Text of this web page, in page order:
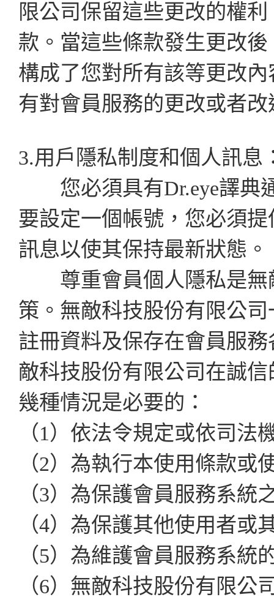
限公司保留這些更改的權
款。當這些條款發生更改
構成了您對所有該等更改
有對會員服務的更改或者
3.用戶隱私制度和個人訊息
您必須具有Dr.eye譯典
要設定一個帳號，您必須
訊息以使其保持最新狀態。
尊重會員個人隱私是無
策。無敵科技股份有限公
註冊資料及保存在會員服
敵科技股份有限公司在誠
幾種情況是必要的：
（1）依法令規定或依司法
（2）為執行本使用條款或
（3）為保護會員服務系統
（4）為保護其他使用者或
（5）為維護會員服務系統
（6）無敵科技股份有限公